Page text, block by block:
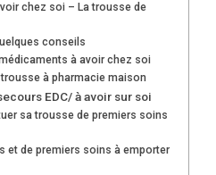
chez soi – La trousse de
conseils
à avoir chez soi
à pharmacie maison
EDC/ à avoir sur soi
sa trousse de premiers soins
et de premiers soins à emporter